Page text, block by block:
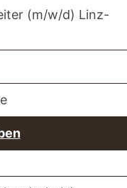
(m/w/d) Linz-